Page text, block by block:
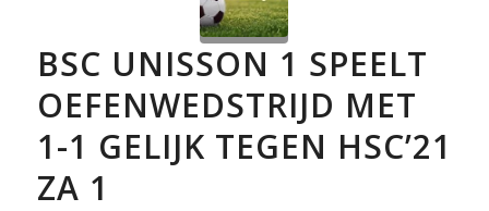
BSC UNISSON 1 SPEELT
OEFENWEDSTRIJD MET
1-1 GELIJK TEGEN HSC’21
ZA 1